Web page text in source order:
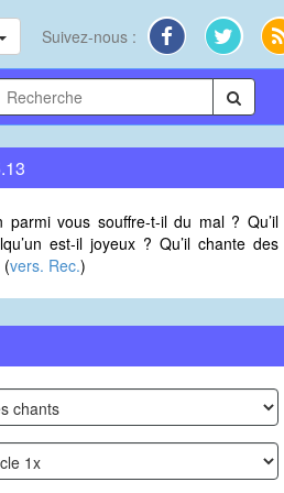
Suivez-nous :
parmi vous souffre-t-il du mal ? Qu’il
est-il joyeux ? Qu’il chante des
(vers. Rec.)